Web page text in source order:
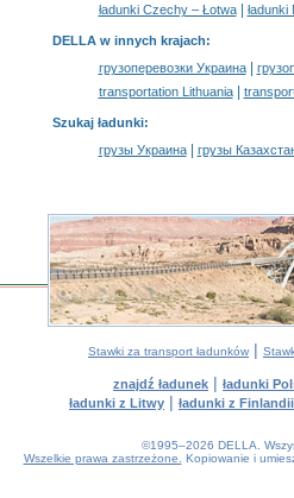
ładunki Czechy – Łotwa|
DELLA w innych krajach:
грузоперевозки Украина|
transportation Lithuania|
Szukaj ładunki:
грузы Украина| грузы
Stawki za transport ładunków |
znajdź ładunek | ładunki
ładunki z Litwy | ładunki z Finlandii
©1995–2026 DELLA.
Wszelkie prawa zastrzeżone.
Kopiowanie i